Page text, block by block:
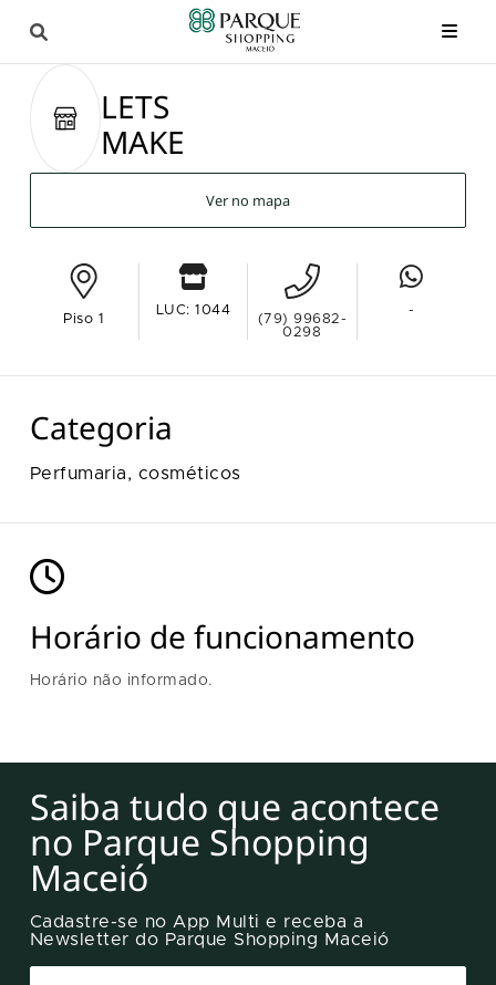
LETS
MAKE
Ver no mapa
Piso 1
LUC: 1044
(79) 99682-
0298
-
Horário de funcionamento
Horário não informado.
Categoria
Perfumaria, cosméticos
Saiba tudo que acontece
no Parque Shopping
Maceió
Cadastre-se no App Multi e receba a
Newsletter do Parque Shopping Maceió